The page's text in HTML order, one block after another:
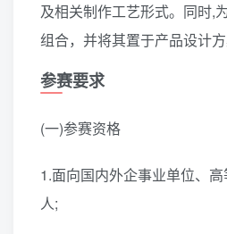
及相关制作工艺形式。同时,
组合，并将其置于产品设计方
参赛要求
(一)参赛资格
1.面向国内外企事业单位、
人;